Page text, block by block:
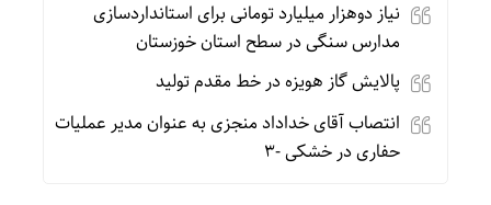
نیاز دوهزار میلیارد تومانی برای استانداردسازی
مدارس سنگی در سطح استان خوزستان
پالایش گاز هویزه در خط مقدم تولید
انتصاب آقای خداداد منجزی به عنوان مدیر عملیات
حفاری در خشکی -۳